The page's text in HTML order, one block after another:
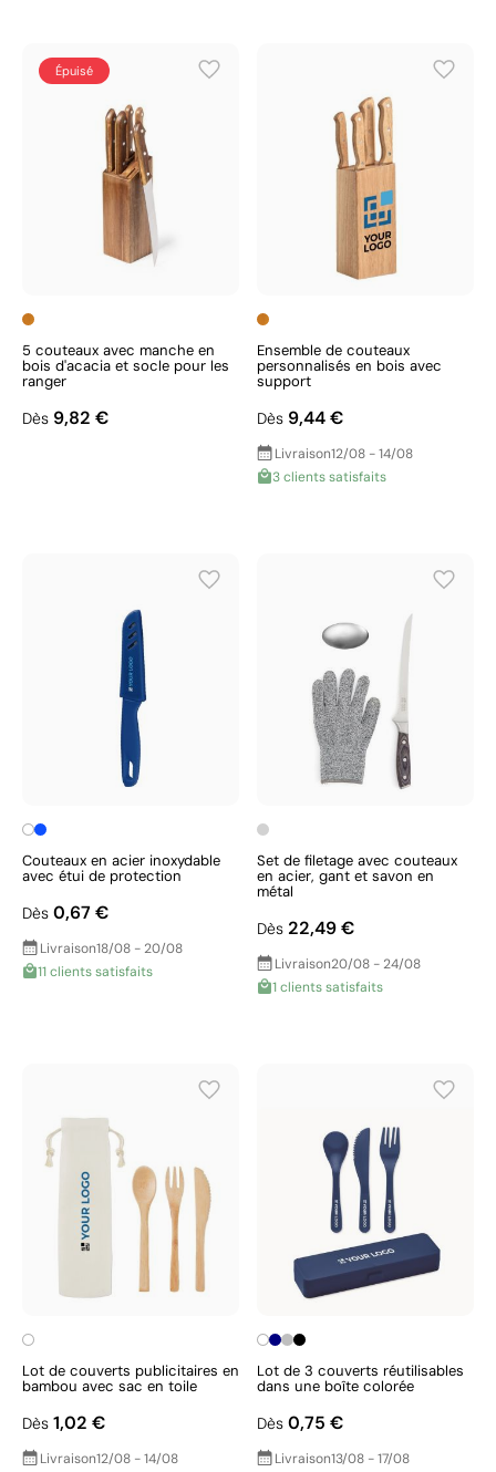
Épuisé
5 couteaux avec manche en
bois d'acacia et socle pour les
ranger
Dès 9,82 €
Ensemble de couteaux
personnalisés en bois avec
support
Dès 9,44 €
Livraison12/08 - 14/08
3 clients satisfaits
Couteaux en acier inoxydable
avec étui de protection
Dès 0,67 €
Livraison18/08 - 20/08
11 clients satisfaits
Set de filetage avec couteaux
en acier, gant et savon en
métal
Dès 22,49 €
Livraison20/08 - 24/08
1 clients satisfaits
Lot de couverts publicitaires en
bambou avec sac en toile
Dès 1,02 €
Livraison12/08 - 14/08
Lot de 3 couverts réutilisables
dans une boîte colorée
Dès 0,75 €
Livraison13/08 - 17/08